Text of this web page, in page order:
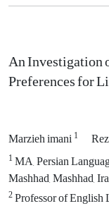
An Investigation
Preferences for
Marzieh imani1
1MA, Persian
Mashhad, Mashhad,
2Professor of English